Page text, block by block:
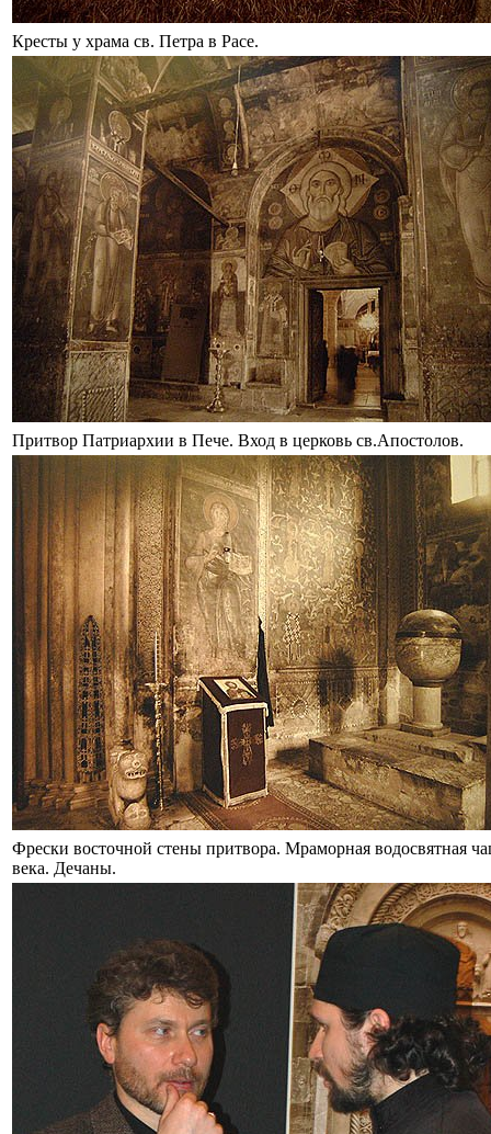
Кресты у храма св. Петра в Расе.
Притвор Патриархии в Пече. Вход в церковь св.Апостолов.
Фрески восточной стены притвора. Мраморная водосвятная
века. Дечаны.